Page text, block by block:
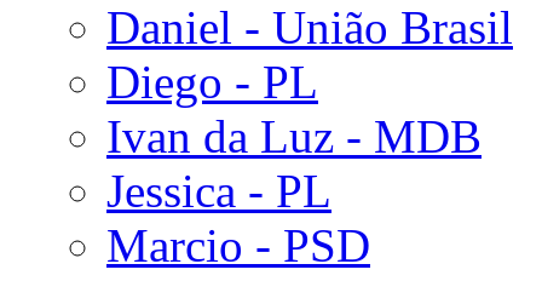
Daniel - União Brasil
Diego - PL
Ivan da Luz - MDB
Jessica - PL
Marcio - PSD